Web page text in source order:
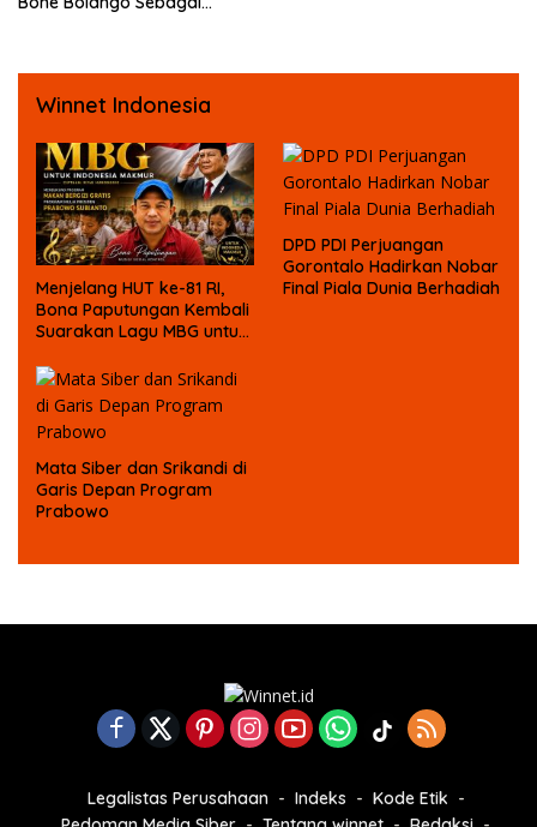
Winnet Indonesia
Menjelang HUT ke-81 RI,
Bona Paputungan Kembali
Suarakan Lagu MBG untuk
DPD PDI Perjuangan
Gorontalo Hadirkan Nobar
Final Piala Dunia Berhadiah
Mata Siber dan Srikandi di
Garis Depan Program
Prabowo
Legalistas Perusahaan Indeks
Kode Etik